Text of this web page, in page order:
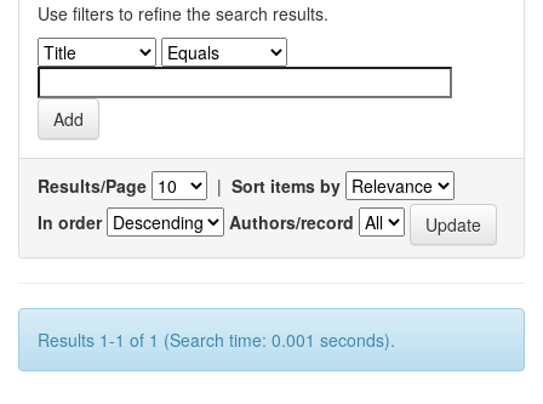
Use filters to refine the search results.
Results/Page | Sort items by
In order
Authors/record
Results 1-1 of 1 (Search time: 0.001 seconds).